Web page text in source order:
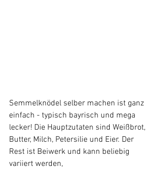
Semmelknödel selber machen ist ganz
einfach - typisch bayrisch und mega
lecker! Die Hauptzutaten sind Weißbrot,
Butter, Milch, Petersilie und Eier. Der
Rest ist Beiwerk und kann beliebig
variiert werden,